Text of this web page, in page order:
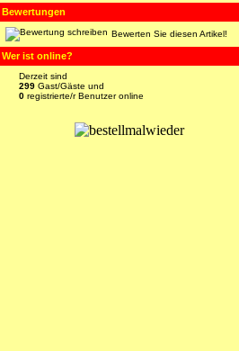
Bewertungen
Bewerten Sie diesen Artikel!
Wer ist online?
Derzeit sind
299 Gast/Gäste und
0 registrierte/r Benutzer online